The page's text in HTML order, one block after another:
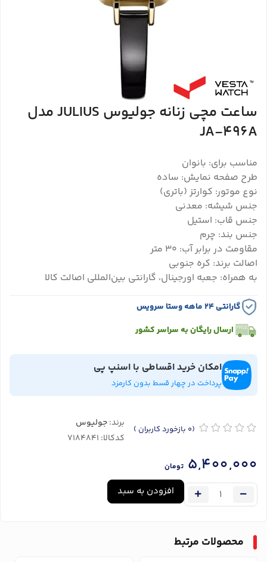
ساعت مچی زنانه جولیوس JULIUS مدل
JA-496A
مناسب برای: بانوان
طرح صفحه نمایش: ساده
نوع موتور: کوارتز (باتری)
جنس شیشه: معدنی
جنس قاب: استیل
جنس بند: چرم
مقاومت در برابر آب: 30 متر
اصالت برند: کره جنوبی
به همراه: جعبه اورجینال، گارانتی بین‌المللی اصالت کالا
گارانتی ۲۴ ماهه وستا سرویس
ارسال رایگان به سراسر کشور
امکان خرید اقساطی با اسنپ پی
پرداخت در چهار قسط بدون کارمزد
(0 بازخورد کاربران ) برند:جولیوس
کدکالا:
5,400,000 تومان
افزودن به سبد
محصولات مرتبط